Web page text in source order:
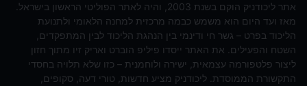
אתר ליכודניק הוקם בשנת 2003, והיה לאתר הפוליטי הראשון בישראל.
מאז ועד היום הוא משמש כבמה מרכזית למחנה הלאומי ולתנועת
הליכוד בפרט – גשר חי ודינמי בין הנהגת הליכוד לבין המתפקדים,
השטח והפעילים. את האתר ייסדו פיליפ הוברט ואריק זיו מתוך חזון
ליצור פלטפורמה עצמאית, ישירה ולוחמנית – כזו שלא תלויה בחסדי
התקשורת הממוסדת. ליכודניק מציע חדשות, טורי דעה, סקופים,